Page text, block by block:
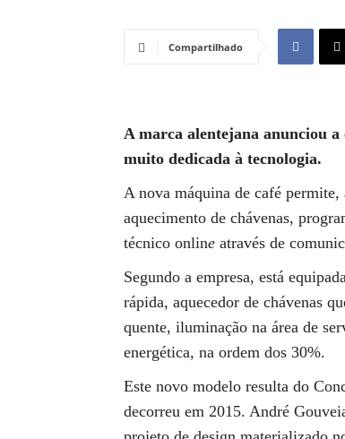
Compartilhado
A marca alentejana anunciou
muito dedicada à tecnologia.
A nova máquina de café
aquecimento de chávenas,
técnico online através de
Segundo a empresa, está
rápida, aquecedor de chávenas
quente, iluminação na área de
energética, na ordem dos 30%.
Este novo modelo resulta do
decorreu em 2015. André